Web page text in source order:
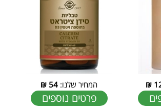
₪ המחיר שלנו: 54
₪
פרטים נוספים